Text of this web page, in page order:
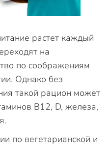
растет каждый
на
по соображениям
Однако без
такой рацион может
B12, D, железа,
по вегетарианской и